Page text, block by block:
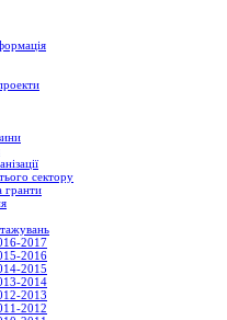
сектору
гранти
2017
2016
2015
2014
2013
2012